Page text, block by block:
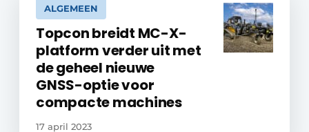
ALGEMEEN
Topcon breidt MC-X-
platform verder uit met
de geheel nieuwe
GNSS-optie voor
compacte machines
17 april 2023